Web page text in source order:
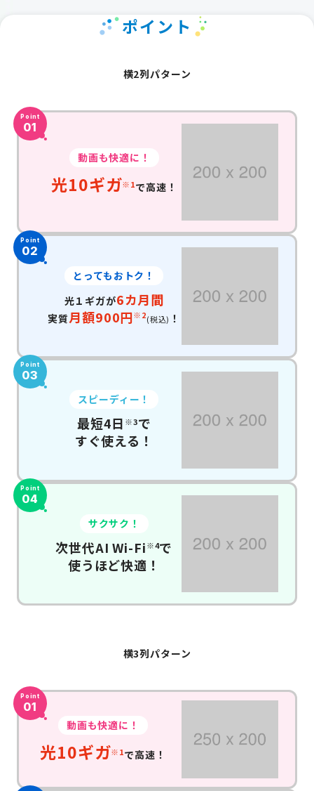
ポイント
横2列パターン
Point
01
動画も快適に！
光10ギガ※1で高速！
Point
02
とってもおトク！
光１ギガが6カ月間
実質月額900円※2(税込) ！
Point
03
スピーディー！
最短4日 ※3で
すぐ使える！
Point
04
サクサク！
次世代AI Wi-Fi※4で
使うほど快適！
横3列パターン
Point
01
動画も快適に！
光10ギガ※1で高速！